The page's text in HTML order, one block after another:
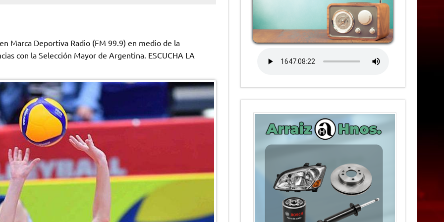
Marca Deportiva Radio (FM 99.9) en medio de la
con la Selección Mayor de Argentina. ESCUCHA LA